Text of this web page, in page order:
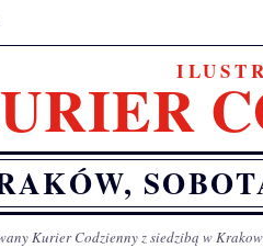
Kurier Codzienny z siedzibą w